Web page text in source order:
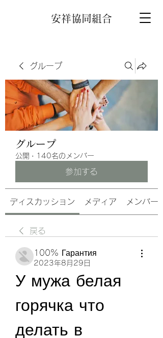
安祥協同組合
グループ
グループ
公開 · 140名のメンバー
参加する
ディスカッション メディア メンバー
戻る
100% Гарантия
2023年8月29日
У мужа белая
горячка что
делать в